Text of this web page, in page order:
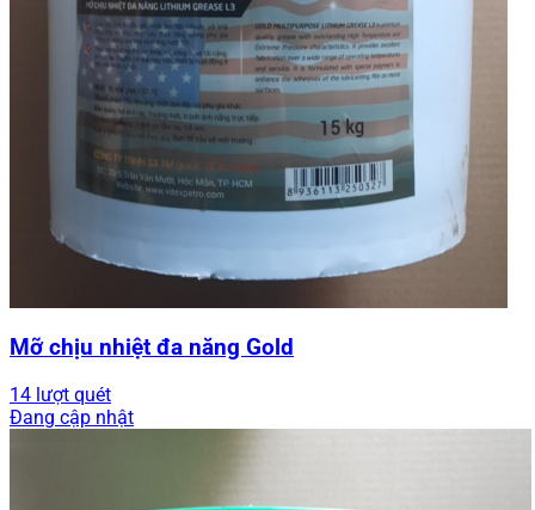
Mỡ chịu nhiệt đa năng Gold
14 lượt quét
Đang cập nhật